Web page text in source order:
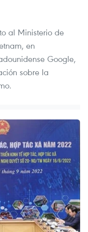
al Ministerio de
en
Google,
sobre la